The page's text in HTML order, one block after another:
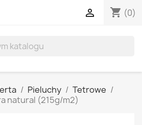
shopping_cart (0)

Pieluchy
Tetrowe
natural (215g/m2)